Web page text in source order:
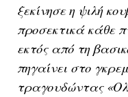
ξεκίνησε η ψιλή
προσεκτικά κάθε
εκτός από τη
πηγαίνει στο
τραγουδώντας